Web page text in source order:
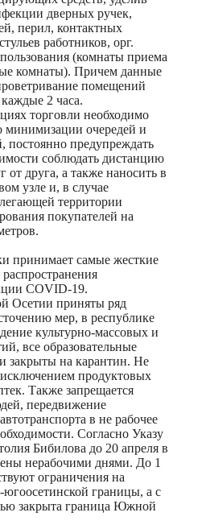
дверных ручек,
перил, контактных
работников, орг.
(комнаты приема
комнаты). Причем данные
помещений
2 часа.
торговли необходимо
минимизации очередей и
постоянно предупреждать
соблюдать дистанцию
друга, а также наносить в
узле и, в случае
территории
покупателей на
принимает самые жесткие
COVID-19.
Осетии приняты ряд
мер, в республике
культурно-массовых и
все образовательные
закрыты на карантин. Не
продуктовых
Также запрещается
передвижение
в не рабочее
Согласно Указу
Бибилова до 20 апреля в
нерабочими днями. До 1
ограничения на
югоосетинской границы, а с
закрыта граница Южной